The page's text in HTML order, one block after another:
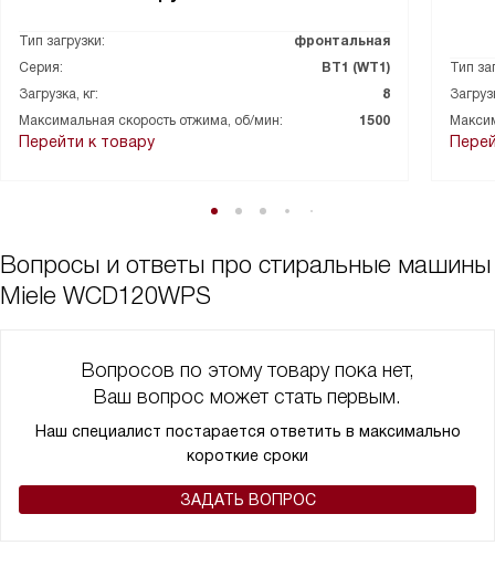
Тип загрузки:
фронтальная
Серия:
ВТ1 (WT1)
Загрузка, кг:
8
Максимальная скорость отжима, об/мин:
1500
Перейти к товару
Тип
Вопросы и ответы про стиральные машины
Miele WCD120WPS
Вопросов по этому товару пока нет,
Ваш вопрос может стать первым.
Наш специалист постарается ответить в максимально
короткие сроки
ЗАДАТЬ ВОПРОС